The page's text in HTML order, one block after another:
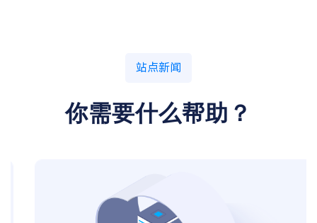
站点新闻
你需要什么帮助？